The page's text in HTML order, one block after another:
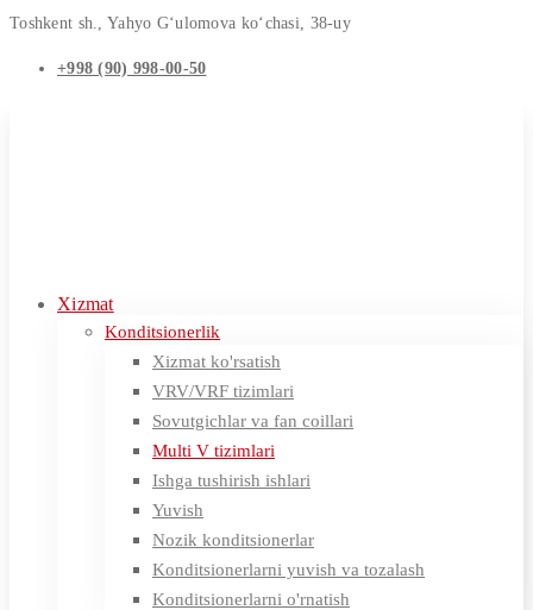
Toshkent sh., Yahyo G‘ulomova ko‘chasi, 38-uy
+998 (90) 998-00-50
Xizmat
Konditsionerlik
Xizmat ko'rsatish
VRV/VRF tizimlari
Sovutgichlar va fan coillari
Multi V tizimlari
Ishga tushirish ishlari
Yuvish
Nozik konditsionerlar
Konditsionerlarni yuvish va tozalash
Konditsionerlarni o'rnatish